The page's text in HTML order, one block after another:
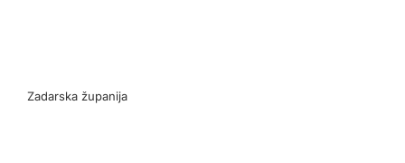
Zadarska županija